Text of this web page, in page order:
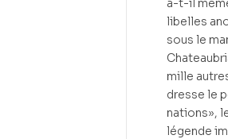
libelles
sous le
mille
dresse le
nations»,
légende